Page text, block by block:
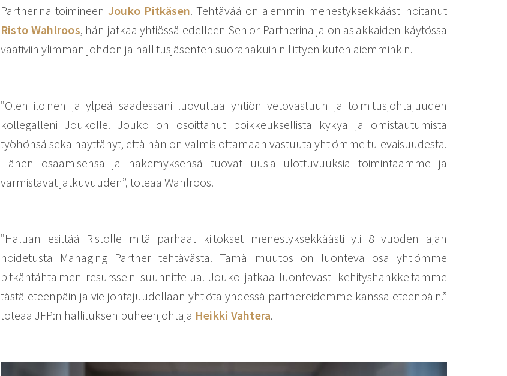
Partnerina toimineen Jouko Pitkäsen. Tehtävää on aiemmin menestyksekkäästi hoitanut
Risto Wahlroos, hän jatkaa yhtiössä edelleen Senior Partnerina ja on asiakkaiden käytössä
vaativiin ylimmän johdon ja hallitusjäsenten suorahakuihin liittyen kuten aiemminkin.
”Olen iloinen ja ylpeä saadessani luovuttaa yhtiön vetovastuun ja toimitusjohtajuuden
kollegalleni Joukolle. Jouko on osoittanut poikkeuksellista kykyä ja omistautumista
työhönsä sekä näyttänyt, että hän on valmis ottamaan vastuuta yhtiömme tulevaisuudesta.
Hänen osaamisensa ja näkemyksensä tuovat uusia ulottuvuuksia toimintaamme ja
varmistavat jatkuvuuden”, toteaa Wahlroos.
”Haluan esittää Ristolle mitä parhaat kiitokset menestyksekkäästi yli 8 vuoden ajan
hoidetusta Managing Partner tehtävästä. Tämä muutos on luonteva osa yhtiömme
pitkäntähtäimen resurssein suunnittelua. Jouko jatkaa luontevasti kehityshankkeitamme
tästä eteenpäin ja vie johtajuudellaan yhtiötä yhdessä partnereidemme kanssa eteenpäin.”
toteaa JFP:n hallituksen puheenjohtaja Heikki Vahtera.